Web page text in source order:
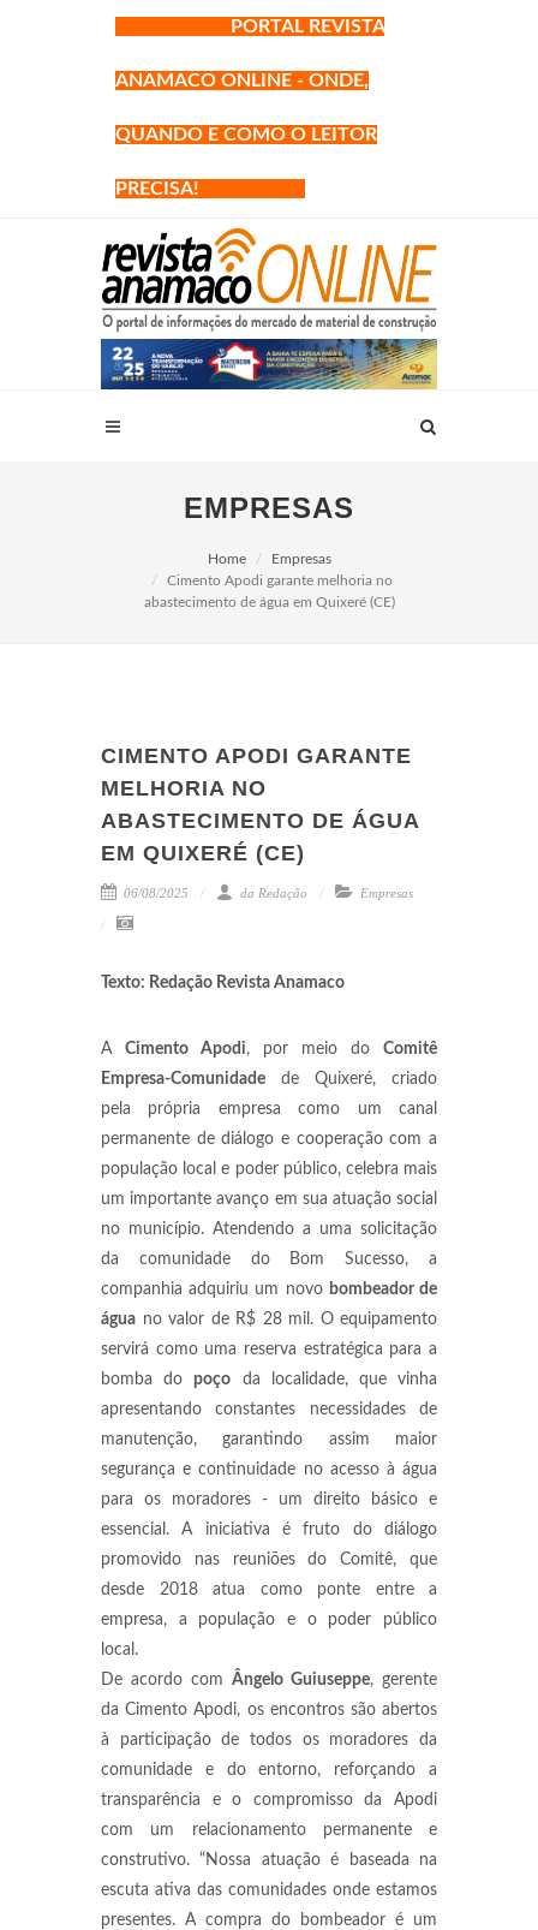
PORTAL REVISTA
ANAMACO ONLINE - ONDE,
QUANDO E COMO O LEITOR
PRECISA!
EMPRESAS
Home
Empresas
Cimento Apodi garante melhoria no
abastecimento de água em Quixeré (CE)
CIMENTO APODI GARANTE
MELHORIA NO
ABASTECIMENTO DE ÁGUA
EM QUIXERÉ (CE)
06/08/2025 da Redação Empresas
Texto: Redação Revista Anamaco
A Cimento Apodi, por meio do Comitê
Empresa-Comunidade de Quixeré, criado
pela própria empresa como um canal
permanente de diálogo e cooperação com a
população local e poder público, celebra mais
um importante avanço em sua atuação social
no município. Atendendo a uma solicitação
da comunidade do Bom Sucesso, a
companhia adquiriu um novo bombeador de
água no valor de R$ 28 mil. O equipamento
servirá como uma reserva estratégica para a
bomba dopoço da localidade, que vinha
apresentando constantes necessidades de
manutenção, garantindo assim maior
segurança e continuidade no acesso à água
para os moradores - um direito básico e
essencial. A iniciativa é fruto do diálogo
promovido nas reuniões do Comitê, que
desde 2018 atua como ponte entre a
empresa, a população e o poder público
local.
De acordo com Ângelo Guiuseppe, gerente
da Cimento Apodi, os encontros são abertos
à participação de todos os moradores da
comunidade e do entorno, reforçando a
transparência e o compromisso da Apodi
com um relacionamento permanente e
construtivo. “Nossa atuação é baseada na
escuta ativa das comunidades onde estamos
presentes. A compra do bombeador é um